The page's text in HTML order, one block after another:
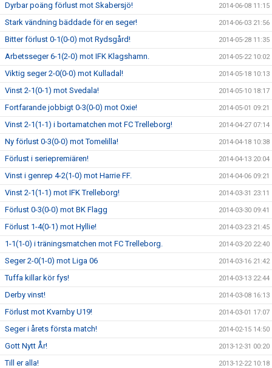
Dyrbar poäng förlust mot Skabersjö! 2014-06-08 11:15
Stark vändning bäddade för en seger! 2014-06-03 21:56
Bitter förlust 0-1(0-0) mot Rydsgård! 2014-05-28 11:35
Arbetsseger 6-1(2-0) mot IFK Klagshamn. 2014-05-22 10:02
Viktig seger 2-0(0-0) mot Kulladal! 2014-05-18 10:13
Vinst 2-1(0-1) mot Svedala! 2014-05-10 18:17
Fortfarande jobbigt 0-3(0-0) mot Oxie! 2014-05-01 09:21
Vinst 2-1(1-1) i bortamatchen mot FC Trelleborg! 2014-04-27 07:14
Ny förlust 0-3(0-0) mot Tomelilla! 2014-04-18 10:38
Förlust i seriepremiären! 2014-04-13 20:04
Vinst i genrep 4-2(1-0) mot Harrie FF. 2014-04-06 09:21
Vinst 2-1(1-1) mot IFK Trelleborg! 2014-03-31 23:11
Förlust 0-3(0-0) mot BK Flagg 2014-03-30 09:41
Förlust 1-4(0-1) mot Hyllie! 2014-03-23 21:45
1-1(1-0) i träningsmatchen mot FC Trelleborg. 2014-03-20 22:40
Seger 2-0(1-0) mot Liga 06 2014-03-16 21:42
Tuffa killar kör fys! 2014-03-13 22:44
Derby vinst! 2014-03-08 16:13
Förlust mot Kvarnby U19! 2014-03-01 17:07
Seger i årets första match! 2014-02-15 14:50
Gott Nytt År! 2013-12-31 00:20
Till er alla! 2013-12-22 10:18